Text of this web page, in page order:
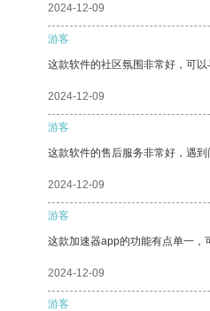
2024-12-09
游客
这款软件的社区氛围非常好，可以
2024-12-09
游客
这款软件的售后服务非常好，遇到
2024-12-09
游客
这款加速器app的功能有点单一，
2024-12-09
游客